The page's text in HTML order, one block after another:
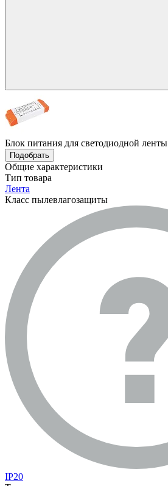
Блок питания для светодиодной ленты
Подобрать
Общие характеристики
Тип товара
Лента
Класс пылевлагозащиты
IP20